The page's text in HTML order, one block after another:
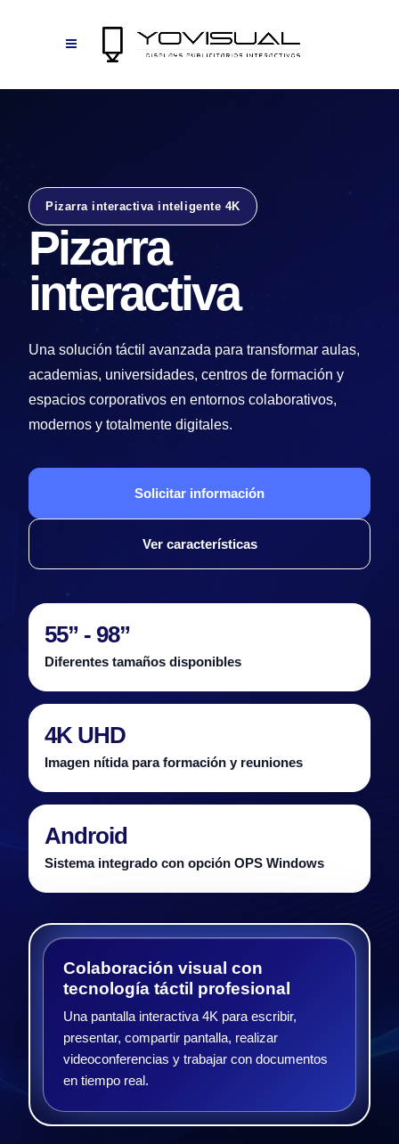
Pizarra interactiva inteligente 4K
Pizarra
interactiva
Una solución táctil avanzada para transformar aulas,
academias, universidades, centros de formación y
espacios corporativos en entornos colaborativos,
modernos y totalmente digitales.
Solicitar información
Ver características
55” - 98”
Diferentes tamaños disponibles
4K UHD
Imagen nítida para formación y reuniones
Android
Sistema integrado con opción OPS Windows
Colaboración visual con
tecnología táctil profesional
Una pantalla interactiva 4K para escribir,
presentar, compartir pantalla, realizar
videoconferencias y trabajar con documentos
en tiempo real.